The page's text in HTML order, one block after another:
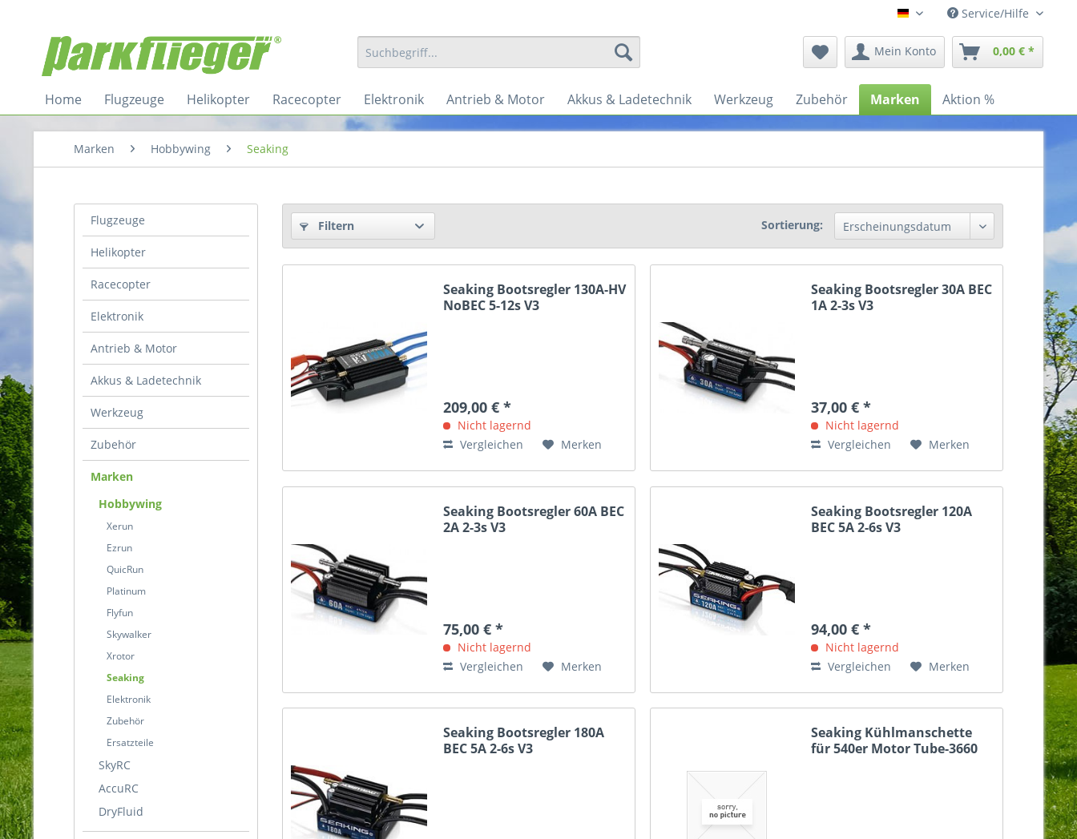
Deutsch Service/Hilfe
Mein Konto 0,00 € *
Home Flugzeuge Helikopter Racecopter Elektronik Antrieb & Motor Akkus & Ladetechnik Werkzeug Zubehör Marken Aktion %
Marken Hobbywing Seaking
Flugzeuge
Helikopter
Racecopter
Elektronik
Antrieb & Motor
Akkus & Ladetechnik
Werkzeug
Zubehör
Marken
Hobbywing
Xerun
Ezrun
QuicRun
Platinum
Flyfun
Skywalker
Xrotor
Seaking
Elektronik
Zubehör
Ersatzteile
SkyRC
AccuRC
DryFluid
Filtern Sortierung:
Seaking Bootsregler 130A-HV
NoBEC 5-12s V3
209,00 € *
Nicht lagernd
Vergleichen
Merken
Seaking Bootsregler 30A BEC
1A 2-3s V3
37,00 € *
Nicht lagernd
Vergleichen
Merken
Seaking Bootsregler 60A BEC
2A 2-3s V3
75,00 € *
Nicht lagernd
Vergleichen
Merken
Seaking Bootsregler 120A
BEC 5A 2-6s V3
94,00 € *
Nicht lagernd
Vergleichen
Merken
Seaking Bootsregler 180A
BEC 5A 2-6s V3
Seaking Kühlmanschette
für 540er Motor Tube-3660